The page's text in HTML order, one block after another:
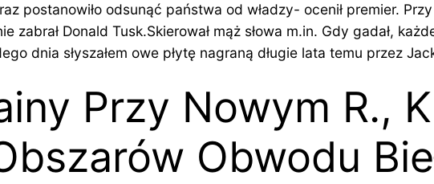
postanowiło odsunąć państwa od władzy- ocenił premier.
zabrał Donald Tusk.Skierował mąż słowa m.in. Gdy gadał,
dnia słyszałem owe płytę nagraną długie lata temu przez
Przy Nowym R.,
Obwodu